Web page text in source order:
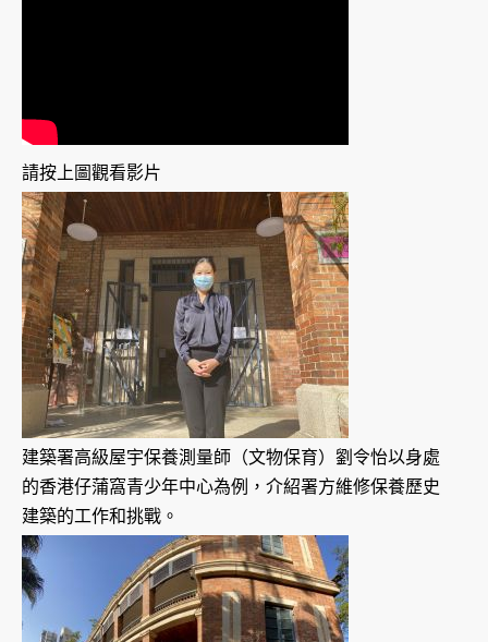
請按上圖觀看影片
建築署高級屋宇保養測量師（文物保育）劉令怡以身處
的香港仔蒲窩青少年中心為例，介紹署方維修保養歷史
建築的工作和挑戰。